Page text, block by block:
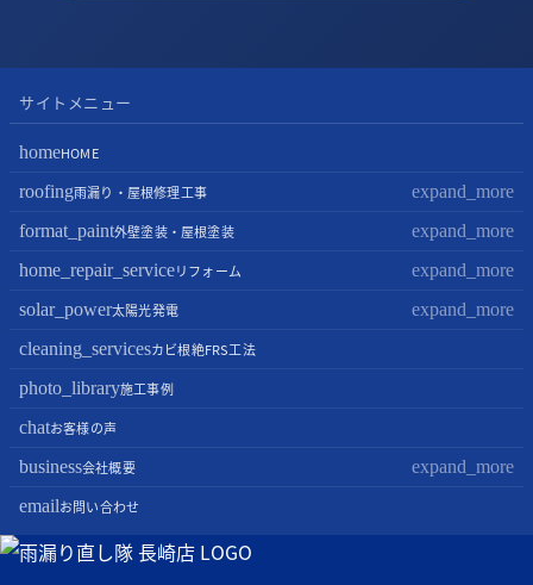
サイトメニュー
homeHOME
roofing雨漏り・屋根修理工事 expand_more
屋根修理・屋根工事
屋根カバー工法
屋根葺き替え・葺き直し
谷板金工事
format_paint外壁塗装・屋根塗装 expand_more
外壁塗装
屋根塗装
屋根塗装+外壁塗装がお得
home_repair_serviceリフォーム expand_more
キッチンリフォーム
バスルームリフォーム
トイレリフォーム
solar_power太陽光発電 expand_more
太陽光パネル設置
蓄電池設置
cleaning_servicesカビ根絶FRS工法
photo_library施工事例
chatお客様の声
business会社概要 expand_more
会社案内
スタッフ紹介
emailお問い合わせ